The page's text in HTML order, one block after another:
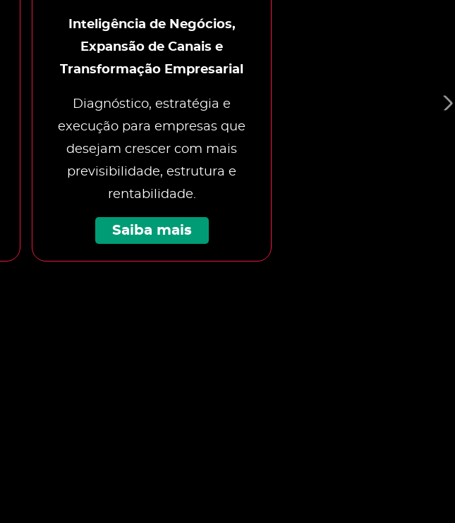
Inteligência de Negócios,
Expansão de Canais e
Transformação Empresarial
Diagnóstico, estratégia e
execução para empresas que
desejam crescer com mais
previsibilidade, estrutura e
rentabilidade.
Saiba mais